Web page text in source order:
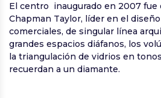
El centro inaugurado en 2007 fue
Chapman Taylor, líder en el
comerciales, de singular línea
grandes espacios diáfanos, los
la triangulación de vidrios en
recuerdan a un diamante.